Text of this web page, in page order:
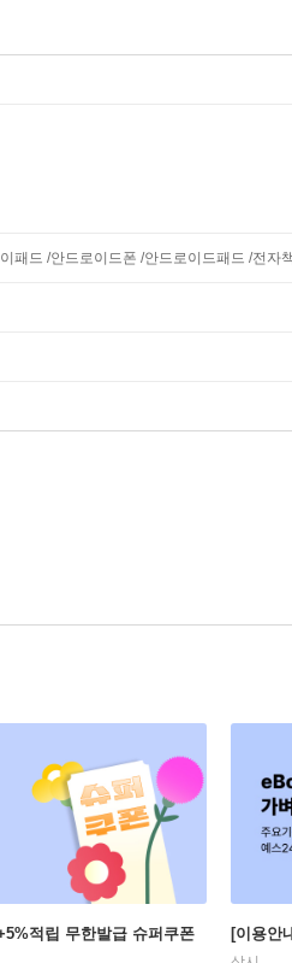
패드 /안드로이드폰 /안드로이드패드 /전자
적립 무한발급 슈퍼쿠폰 [이용안